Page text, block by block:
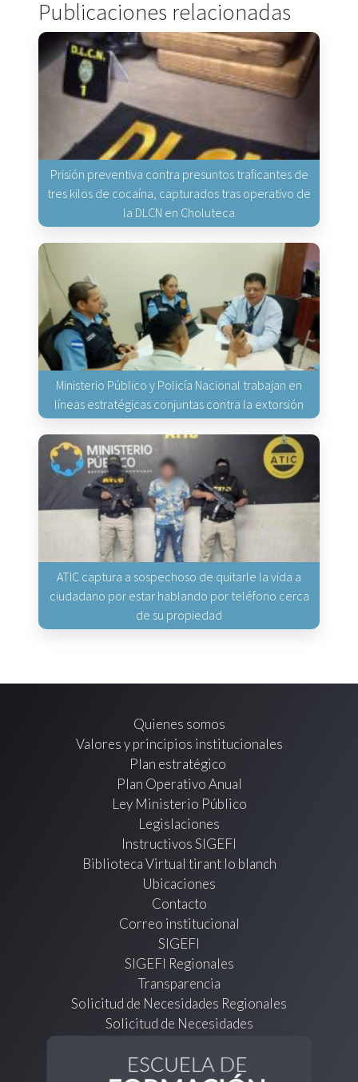
Publicaciones relacionadas
Prisión preventiva contra presuntos traficantes de
tres kilos de cocaína, capturados tras operativo de
la DLCN en Choluteca
Ministerio Público y Policía Nacional trabajan en
líneas estratégicas conjuntas contra la extorsión
ATIC captura a sospechoso de quitarle la vida a
ciudadano por estar hablando por teléfono cerca
de su propiedad
Quienes somos
Valores y principios institucionales
Plan estratégico
Plan Operativo Anual
Ley Ministerio Público
Legislaciones
Instructivos SIGEFI
Biblioteca Virtual tirant lo blanch
Ubicaciones
Contacto
Correo institucional
SIGEFI
SIGEFI Regionales
Transparencia
Solicitud de Necesidades Regionales
Solicitud de Necesidades